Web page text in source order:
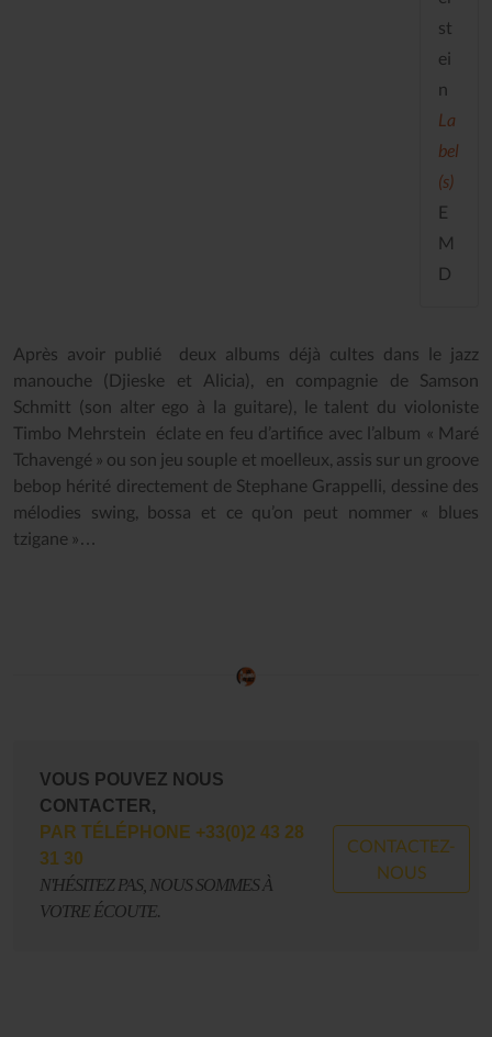
st
ei
n
La
bel
(s)
E
M
D
Après avoir publié deux albums déjà cultes dans le jazz
manouche (Djieske et Alicia), en compagnie de Samson
Schmitt (son alter ego à la guitare), le talent du violoniste
Timbo Mehrstein éclate en feu d’artifice avec l’album « Maré
Tchavengé » ou son jeu souple et moelleux, assis sur un groove
bebop hérité directement de Stephane Grappelli, dessine des
mélodies swing, bossa et ce qu’on peut nommer « blues
tzigane »…
VOUS POUVEZ NOUS
CONTACTER,
PAR TÉLÉPHONE +33(0)2 43 28
31 30
N'HÉSITEZ PAS, NOUS SOMMES À
VOTRE ÉCOUTE.
CONTACTEZ-
NOUS